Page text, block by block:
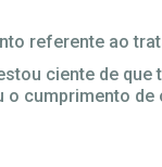
referente ao
ciente de que
cumprimento de